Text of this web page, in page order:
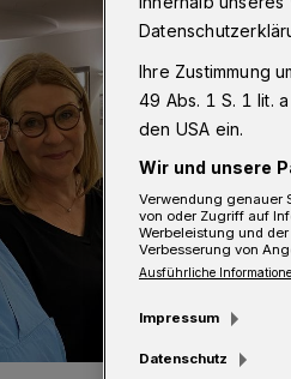
Ihre Zustimmung
49 Abs. 1 S. 1 lit.
den USA ein.
Wir und unsere
Verwendung genauer
von oder Zugriff auf
Werbeleistung und
Verbesserung von
Ausführliche
Impressum
Datenschutz